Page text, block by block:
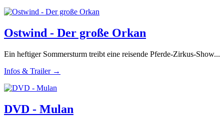
Ostwind - Der große Orkan
Ein heftiger Sommersturm treibt eine reisende Pferde-Zirkus-Show...
Infos & Trailer →
DVD - Mulan